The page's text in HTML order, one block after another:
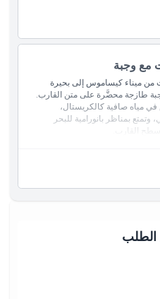
بحرية مدتها 7 ساعات من ميناء كيساموس إلى بحيرة
طازجة محضَّرة على متن القارب.
مياه صافية كالكريستال،
بمناظر بانورامية للبحر
القارب.